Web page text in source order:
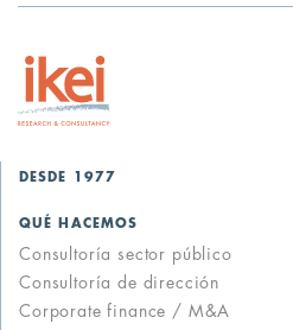
DESDE 1977
QUÉ HACEMOS
Consultoría sector público
Consultoría de dirección
Corporate finance / M&A